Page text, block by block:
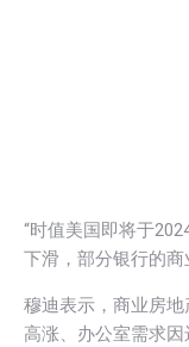
“时值美国即将于
下滑，部分银行的
穆迪表示，商业房
高涨、办公室需求